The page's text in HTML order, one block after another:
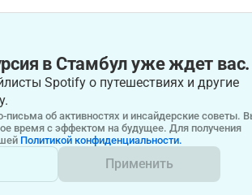
в Стамбул уже ждет вас.
Spotify о путешествиях и другие
об активностях и инсайдерские советы.
время с эффектом на будущее. Для получения
Политикой конфиденциальности.
Применить